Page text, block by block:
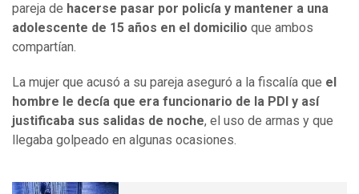
pareja de hacerse pasar por policía y mantener a una
adolescente de 15 años en el domicilio que ambos
compartían.
La mujer que acusó a su pareja aseguró a la fiscalía que el
hombre le decía que era funcionario de la PDI y así
justificaba sus salidas de noche, el uso de armas y que
llegaba golpeado en algunas ocasiones.